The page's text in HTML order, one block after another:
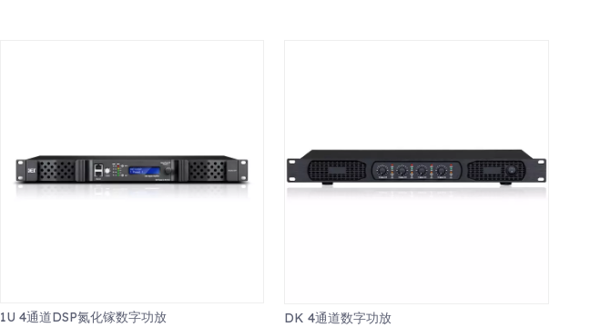
1U 4通道DSP氮化镓数字功放 DK 4通道数字功放